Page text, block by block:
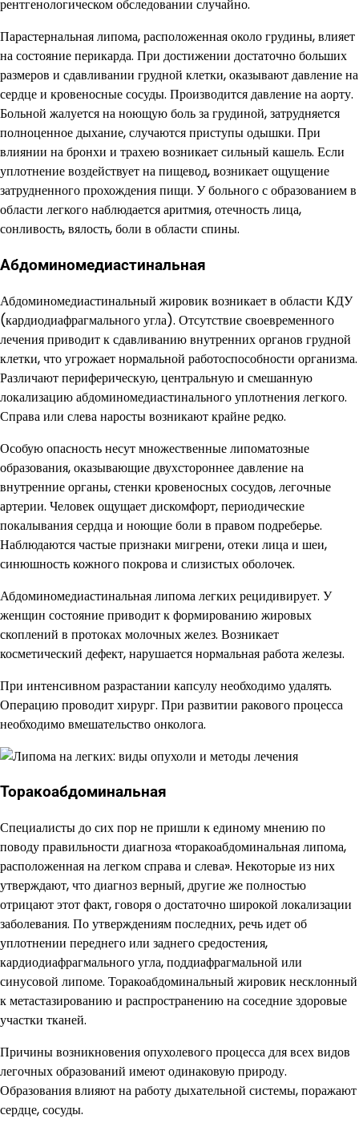
рентгенологическом обследовании случайно.
Парастернальная липома, расположенная около грудины, влияет
на состояние перикарда. При достижении достаточно больших
размеров и сдавливании грудной клетки, оказывают давление на
сердце и кровеносные сосуды. Производится давление на аорту.
Больной жалуется на ноющую боль за грудиной, затрудняется
полноценное дыхание, случаются приступы одышки. При
влиянии на бронхи и трахею возникает сильный кашель. Если
уплотнение воздействует на пищевод, возникает ощущение
затрудненного прохождения пищи. У больного с образованием в
области легкого наблюдается аритмия, отечность лица,
сонливость, вялость, боли в области спины.
Абдоминомедиастинальная
Абдоминомедиастинальный жировик возникает в области КДУ
(кардиодиафрагмального угла). Отсутствие своевременного
лечения приводит к сдавливанию внутренних органов грудной
клетки, что угрожает нормальной работоспособности организма.
Различают периферическую, центральную и смешанную
локализацию абдоминомедиастинального уплотнения легкого.
Справа или слева наросты возникают крайне редко.
Особую опасность несут множественные липоматозные
образования, оказывающие двухстороннее давление на
внутренние органы, стенки кровеносных сосудов, легочные
артерии. Человек ощущает дискомфорт, периодические
покалывания сердца и ноющие боли в правом подреберье.
Наблюдаются частые признаки мигрени, отеки лица и шеи,
синюшность кожного покрова и слизистых оболочек.
Абдоминомедиастинальная липома легких рецидивирует. У
женщин состояние приводит к формированию жировых
скоплений в протоках молочных желез. Возникает
косметический дефект, нарушается нормальная работа железы.
При интенсивном разрастании капсулу необходимо удалять.
Операцию проводит хирург. При развитии ракового процесса
необходимо вмешательство онколога.
Торакоабдоминальная
Специалисты до сих пор не пришли к единому мнению по
поводу правильности диагноза «торакоабдоминальная липома,
расположенная на легком справа и слева». Некоторые из них
утверждают, что диагноз верный, другие же полностью
отрицают этот факт, говоря о достаточно широкой локализации
заболевания. По утверждениям последних, речь идет об
уплотнении переднего или заднего средостения,
кардиодиафрагмального угла, поддиафрагмальной или
синусовой липоме. Торакоабдоминальный жировик несклонный
к метастазированию и распространению на соседние здоровые
участки тканей.
Причины возникновения опухолевого процесса для всех видов
легочных образований имеют одинаковую природу.
Образования влияют на работу дыхательной системы, поражают
сердце, сосуды.